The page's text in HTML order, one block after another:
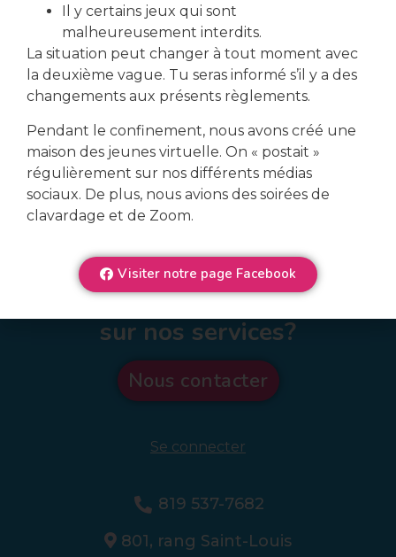
Veux-tu en connaître plus
sur nos services?
Nous contacter
Se connecter
819 537-7682
801, rang Saint-Louis
Il y certains jeux qui sont
malheureusement interdits.
La situation peut changer à tout moment avec
la deuxième vague. Tu seras informé s’il y a des
changements aux présents règlements.
Pendant le confinement, nous avons créé une
maison des jeunes virtuelle. On « postait »
régulièrement sur nos différents médias
sociaux. De plus, nous avions des soirées de
clavardage et de Zoom.
Visiter notre page Facebook